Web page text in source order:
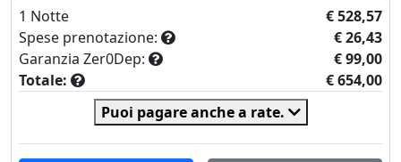
1 Notte
€ 528,57
Spese prenotazione:
€ 26,43
Garanzia Zer0Dep:
€ 99,00
Totale:
€ 654,00
Puoi pagare anche a rate.